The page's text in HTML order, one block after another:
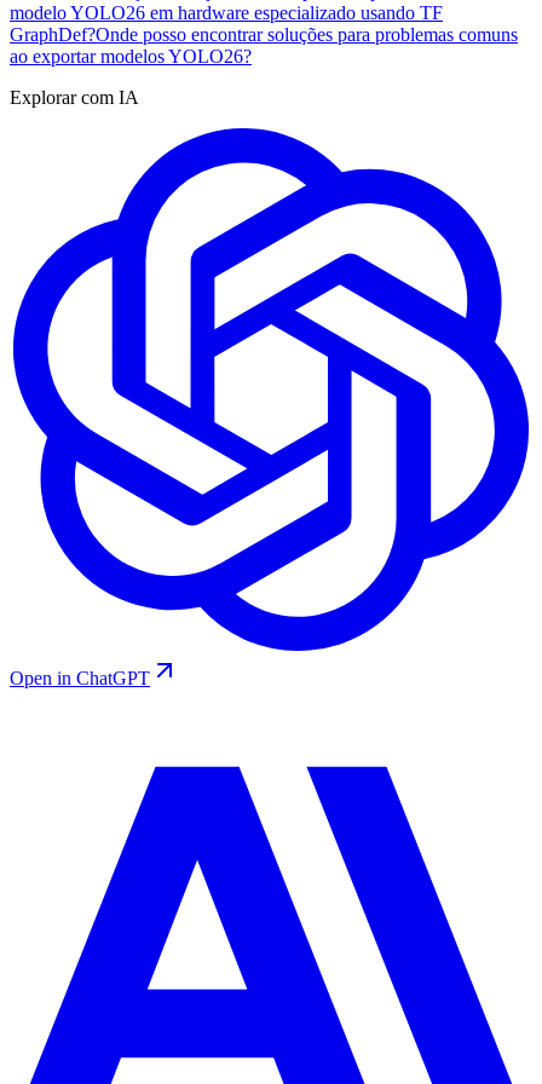
modelo YOLO26 em hardware especializado usando TF
GraphDef?Onde posso encontrar soluções para problemas comuns
ao exportar modelos YOLO26?
Explorar com IA
Open in ChatGPT